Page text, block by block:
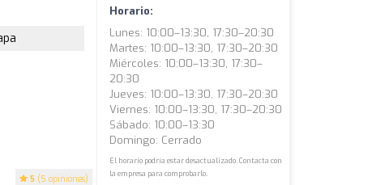
5 (5 opiniones)
Horario:
Lunes: 10:00–13:30, 17:30–20:30
Martes: 10:00–13:30, 17:30–20:30
Miércoles: 10:00–13:30, 17:30–
20:30
Jueves: 10:00–13:30, 17:30–20:30
Viernes: 10:00–13:30, 17:30–20:30
Sábado: 10:00–13:30
Domingo: Cerrado
El horario podría estar desactualizado. Contacta con
la empresa para comprobarlo.